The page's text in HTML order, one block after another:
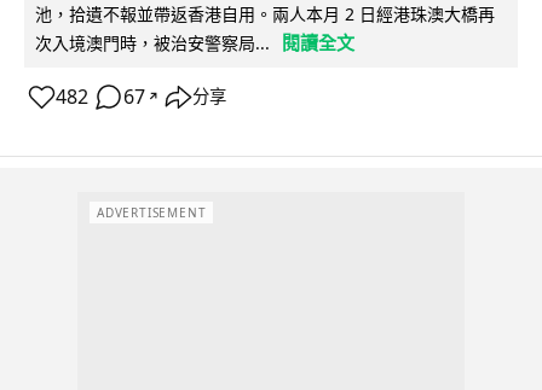
池，拾遺不報並帶返香港自用。兩人本月 2 日經港珠澳大橋再
次入境澳門時，被治安警察局...
閱讀全文
482 67 ↗ 分享
ADVERTISEMENT